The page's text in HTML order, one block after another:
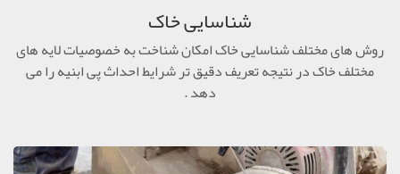
شناسایی خاک
روش های مختلف شناسایی خاک امکان شناخت به خصوصیات لایه های
مختلف خاک در نتیجه تعریف دقیق تر شرایط احداث پی ابنیه را می
دهد .